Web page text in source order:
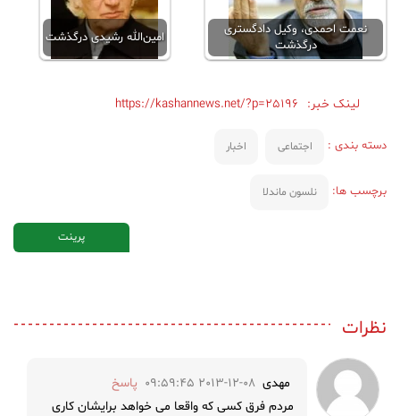
نعمت احمدی، وکیل دادگستری
درگذشت
امین‌الله رشیدی درگذشت
لینک خبر: https://kashannews.net/?p=25196
دسته بندی : اجتماعی اخبار
برچسب ها: نلسون ماندلا
پرینت
نظرات
مهدی 2013-12-08 09:59:45
پاسخ
مردم فرق کسی که واقعا می خواهد برایشان کاری